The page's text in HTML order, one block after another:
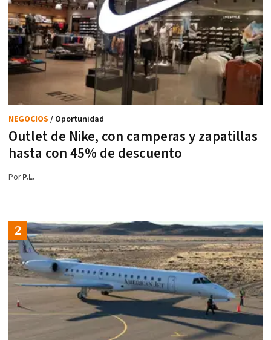
Outlet de Nike, con camperas y zapatillas
hasta con 45% de descuento
NEGOCIOS / Oportunidad
PorP.L.